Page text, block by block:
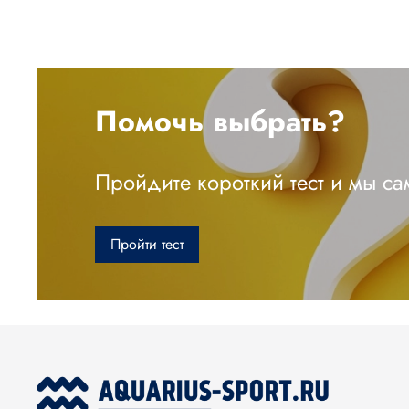
Помочь выбрать?
Пройдите короткий тест и мы
Пройти тест